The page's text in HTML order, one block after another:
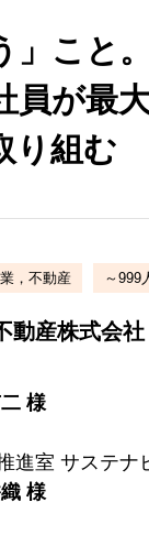
」こと
員が最
り組む
，不動産 ～999
動産株式会社
様
進室 サステナ
様